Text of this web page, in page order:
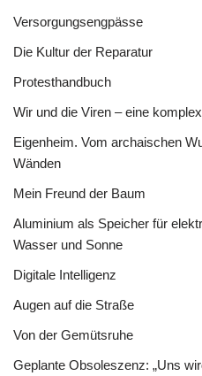
Versorgungsengpässe
Die Kultur der Reparatur
Protesthandbuch
Wir und die Viren – eine
Eigenheim. Vom archaischen
Wänden
Mein Freund der Baum
Aluminium als Speicher für
Wasser und Sonne
Digitale Intelligenz
Augen auf die Straße
Von der Gemütsruhe
Geplante Obsoleszenz: „Uns